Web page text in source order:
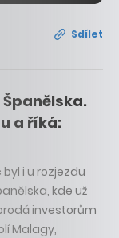
Sdílet
a říká:
i u rozjezdu
kde už
investorům
Malagy,